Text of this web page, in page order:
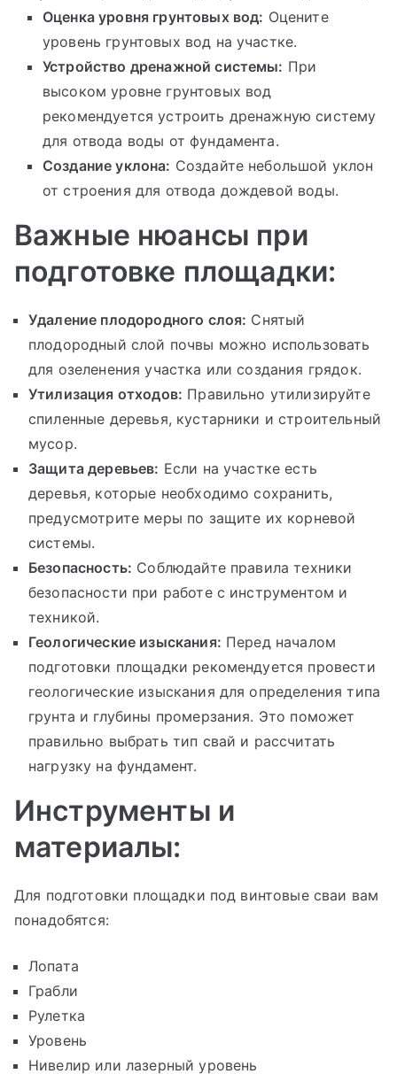
Оценка уровня грунтовых вод: Оцените
уровень грунтовых вод на участке.
Устройство дренажной системы: При
высоком уровне грунтовых вод
рекомендуется устроить дренажную систему
для отвода воды от фундамента.
Создание уклона: Создайте небольшой уклон
от строения для отвода дождевой воды.
Важные нюансы при
подготовке площадки:
Удаление плодородного слоя: Снятый
плодородный слой почвы можно использовать
для озеленения участка или создания грядок.
Утилизация отходов: Правильно утилизируйте
спиленные деревья, кустарники и строительный
мусор.
Защита деревьев: Если на участке есть
деревья, которые необходимо сохранить,
предусмотрите меры по защите их корневой
системы.
Безопасность: Соблюдайте правила техники
безопасности при работе с инструментом и
техникой.
Геологические изыскания: Перед началом
подготовки площадки рекомендуется провести
геологические изыскания для определения типа
грунта и глубины промерзания. Это поможет
правильно выбрать тип свай и рассчитать
нагрузку на фундамент.
Инструменты и
материалы:
Для подготовки площадки под винтовые сваи вам
понадобятся:
Лопата
Грабли
Рулетка
Уровень
Нивелир или лазерный уровень